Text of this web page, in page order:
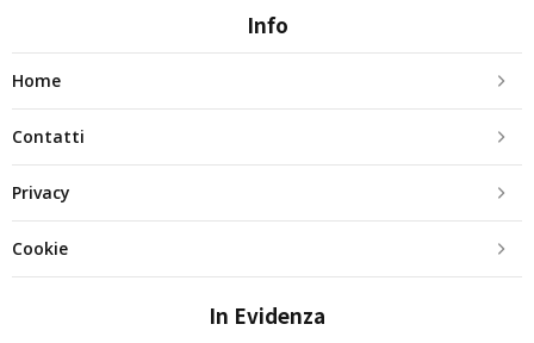
Info
Home
Contatti
Privacy
Cookie
In Evidenza